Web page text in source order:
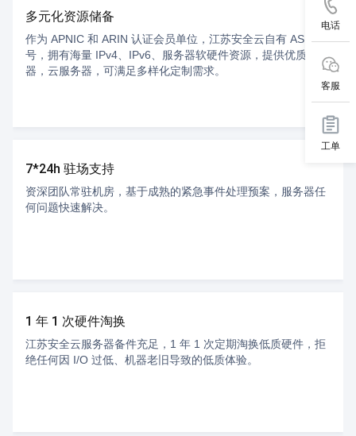
多元化资源储备
作为 APNIC 和 ARIN 认证会员单位，江苏安全云自有 ASN
号，拥有海量 IPv4、IPv6、服务器软硬件资源，提供优质服务
器，云服务器，可满足多样化定制需求。
7*24h 驻场支持
资深团队常驻机房，基于成熟的紧急事件处理预案，服务器任
何问题快速解决。
1 年 1 次硬件淘换
江苏安全云服务器备件充足，1 年 1 次定期淘换低质硬件，拒
绝任何因 I/O 过低、机器老旧导致的低质体验。
电话
客服
工单